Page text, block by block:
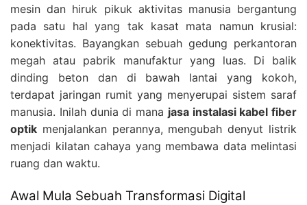
mesin dan hiruk pikuk aktivitas manusia bergantung
pada satu hal yang tak kasat mata namun krusial:
konektivitas. Bayangkan sebuah gedung perkantoran
megah atau pabrik manufaktur yang luas. Di balik
dinding beton dan di bawah lantai yang kokoh,
terdapat jaringan rumit yang menyerupai sistem saraf
manusia. Inilah dunia di mana jasa instalasi kabel fiber
optik menjalankan perannya, mengubah denyut listrik
menjadi kilatan cahaya yang membawa data melintasi
ruang dan waktu.
Awal Mula Sebuah Transformasi Digital